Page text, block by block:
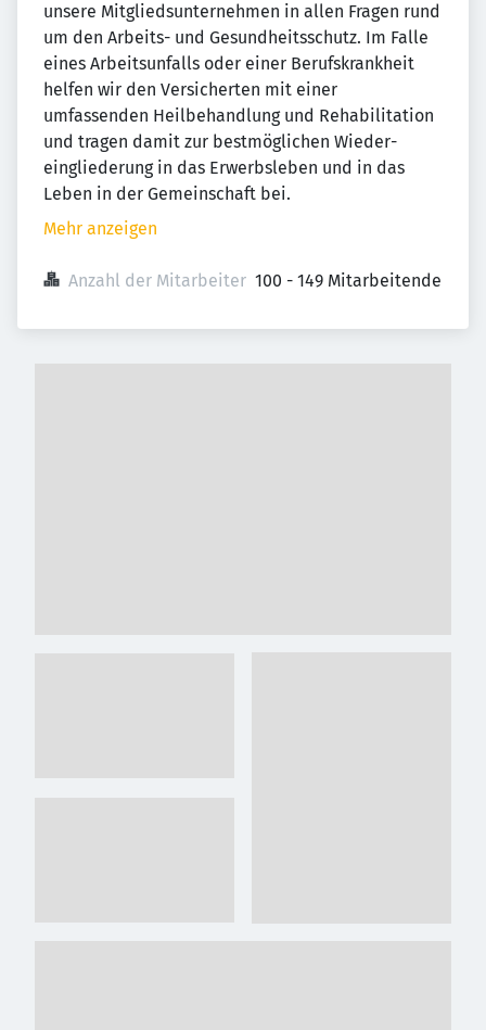
unsere Mitglieds­unternehmen in allen Fragen rund
um den Arbeits- und Gesund­heits­schutz. Im Falle
eines Arbeits­unfalls oder einer Berufs­krankheit
helfen wir den Versicherten mit einer
umfassenden Heil­behandlung und Rehabilitation
und tragen damit zur bestmöglichen Wieder­
eingliederung in das Erwerbs­leben und in das
Leben in der Gemeinschaft bei.
Mehr anzeigen
Anzahl der Mitarbeiter 100 - 149 Mitarbeitende